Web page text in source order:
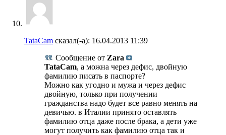
TataCam сказал(-а): 16.04.2013 11:39
Сообщение от Zara
TataCam, а можна через дефис, двойную
фамилию писать в паспорте?
Можно как угодно и мужа и через дефис
двойную, только при получении
гражданства надо будет все равно менять на
девичью. в Италии принято оставлять
фамилию отца даже после брака, а дети уже
могут получить как фамилию отца так и